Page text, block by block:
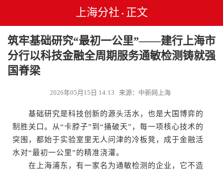
上海分社 • 正文
筑牢基础研究“最初一公里”——建行上海市
分行以科技金融全周期服务通敏检测铸就强
国脊梁
2026年05月15日 14:13 来源：中新网上海
基础研究是科技创新的源头活水，也是大国博弈的
制胜关口。从“卡脖子”到“捅破天”，每一项核心技术的
突围，都始于实验室里无人问津的冷板凳，成于金融活
水对“最初一公里”的精准浇灌。
在上海浦东，有一家名为通敏检测的企业，它不造